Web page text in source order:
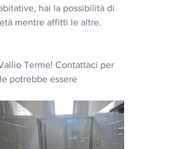
hai la possibilità di
mentre affitti le altre.
Terme! Contattaci per
potrebbe essere